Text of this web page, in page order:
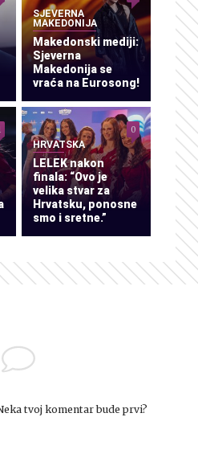
SJEVERNA
MAKEDONIJA
Makedonski mediji:
Sjeverna
Makedonija se
vraća na Eurosong!
HRVATSKA
LELEK nakon
finala: “Ovo je
velika stvar za
Hrvatsku, ponosne
smo i sretne.”
0
tvoj komentar bude prvi?